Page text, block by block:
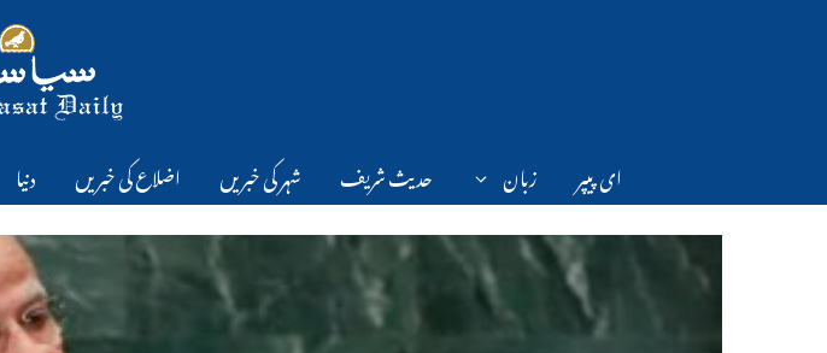
ای پیپر زبان حدیث شریف شہر کی خبریں اضلاع کی خبریں دنیا